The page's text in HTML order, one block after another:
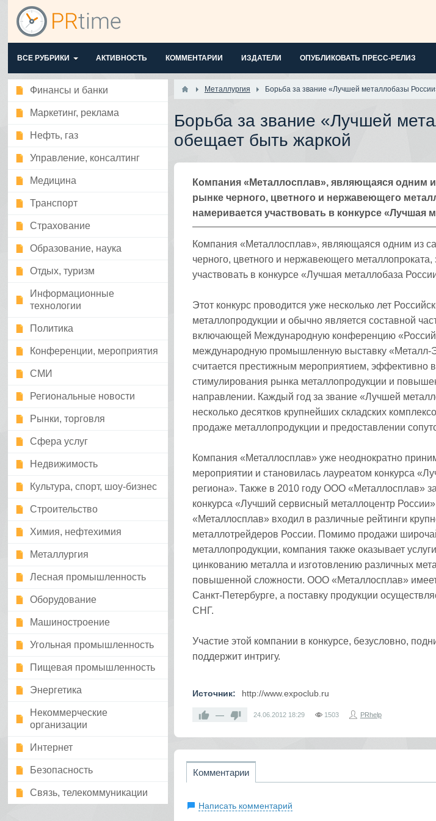
ВСЕ РУБРИКИ АКТИВНОСТЬ КОММЕНТАРИИ ИЗДАТЕЛИ ОПУБЛИКОВАТЬ ПРЕСС-РЕЛИЗ
Финансы и банки
Маркетинг, реклама
Нефть, газ
Управление, консалтинг
Медицина
Транспорт
Страхование
Образование, наука
Отдых, туризм
Информационные
технологии
Политика
Конференции, мероприятия
СМИ
Региональные новости
Рынки, торговля
Сфера услуг
Недвижимость
Культура, спорт, шоу-бизнес
Строительство
Химия, нефтехимия
Металлургия
Лесная промышленность
Оборудование
Машиностроение
Угольная промышленность
Пищевая промышленность
Энергетика
Некоммерческие
организации
Интернет
Безопасность
Связь, телекоммуникации
Металлургия Борьба за звание «Лучшей металлобазы
Борьба за звание «Лучшей
обещает быть жаркой
Компания «Металлосплав», являющаяся одним
рынке черного, цветного и нержавеющего
намеривается участвовать в конкурсе «Лучшая
Компания «Металлосплав», являющаяся одним из
черного, цветного и нержавеющего
участвовать в конкурсе «Лучшая металлобаза
Этот конкурс проводится уже несколько лет
металлопродукции и обычно является составной
включающей Международную конференцию
международную промышленную выставку «Металл-
считается престижным мероприятием, эффективно
стимулирования рынка металлопродукции и
направлении. Каждый год за звание «Лучшей
несколько десятков крупнейших складских
продаже металлопродукции и предоставлении
Компания «Металлосплав» уже неоднократно
мероприятии и становилась лауреатом конкурса
региона». Также в 2010 году ООО «Металлосплав»
конкурса «Лучший сервисный металлоцентр
«Металлосплав» входил в различные рейтинги
металлотрейдеров России. Помимо продажи
металлопродукции, компания также оказывает
цинкованию металла и изготовлению различных
повышенной сложности. ООО «Металлосплав»
Санкт-Петербурге, а поставку продукции
СНГ.
Участие этой компании в конкурсе, безусловно,
поддержит интригу.
Источник: http://www.expoclub.ru
— 24.06.2012 18:29 1503 PRhelp
Комментарии
Написать комментарий